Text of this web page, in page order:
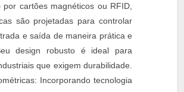
por cartões magnéticos ou RFID,
são projetadas para controlar
e saída de maneira prática e
design robusto é ideal para
que exigem durabilidade.
Incorporando tecnologia